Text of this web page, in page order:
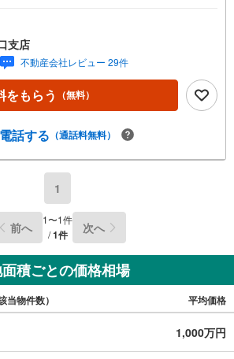
築・木造スレート葺2階建て）■ご見学をご希
平日・休日問わず ご対応させていただきま
ンライン案内・相談などにも対応しておりま
お気軽にご連絡下さい。その他にも・・・
以外にも何件か一緒に物件を見てみたい」●
いくら借りられるのだろう？」●「買替えなの
丈夫かな？」●「頭金は、どれくらいないと買
宅購入はわからないことばかり・・・。ご安
せていただきます。【ベンハウス】にお任せ
支店
不動産会社レビュー 29件
をもらう （無料）
電話する （通話料無料）
1
前へ 1〜1件
/1件 次へ
積ごとの価格相場
当物件数） 平均価格
1,000万円